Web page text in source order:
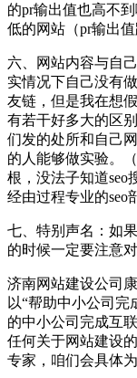
的pr输出值也高不
低的网站（pr输出
六、网站内容与自
实情况下自己没有
友链，但是我在想
有若干好多大的区
们发的处所和自己
的人能够做实验。
根，没法子知道seo
经由过程专业的seo
七、特别声名：如
的时候一定要注意
济南网站建设公司
以“帮助中小公司
的中小公司完成互
任何关于网站建设
专家，咱们会具体